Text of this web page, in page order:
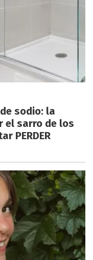
sodio: la
el sarro de los
PERDER